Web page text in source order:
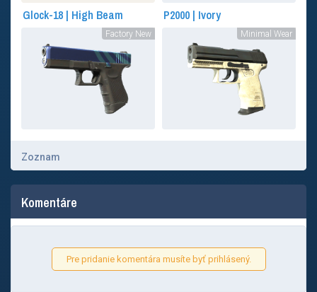
Glock-18 | High Beam
Factory New
P2000 | Ivory
Minimal Wear
Zoznam
Komentáre
Pre pridanie komentára musíte byť prihlásený.